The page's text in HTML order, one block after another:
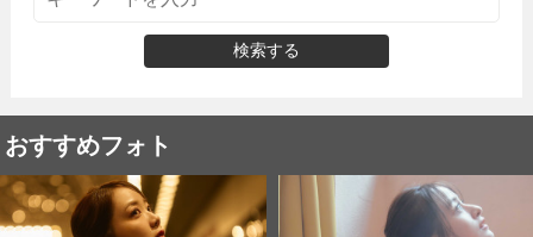
検索する
おすすめフォト